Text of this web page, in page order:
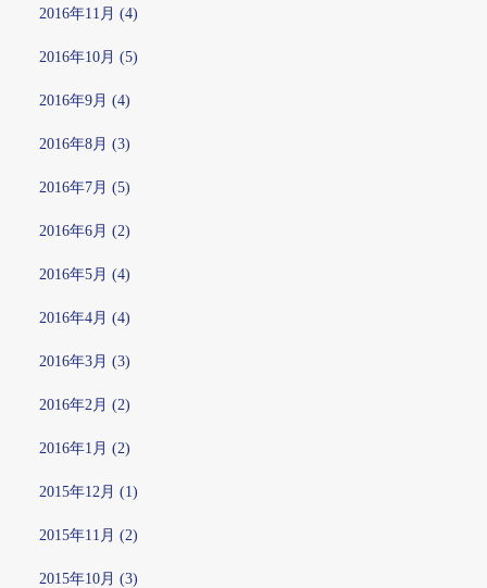
2016年11月 (4)
2016年10月 (5)
2016年9月 (4)
2016年8月 (3)
2016年7月 (5)
2016年6月 (2)
2016年5月 (4)
2016年4月 (4)
2016年3月 (3)
2016年2月 (2)
2016年1月 (2)
2015年12月 (1)
2015年11月 (2)
2015年10月 (3)